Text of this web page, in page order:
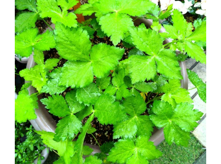
園”
の
も
食
べ
ら
れ
る！
プ
ラ
ン
タ
ー
で
の